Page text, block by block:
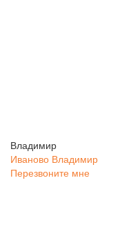
Владимир
Иваново Владимир
Перезвоните мне